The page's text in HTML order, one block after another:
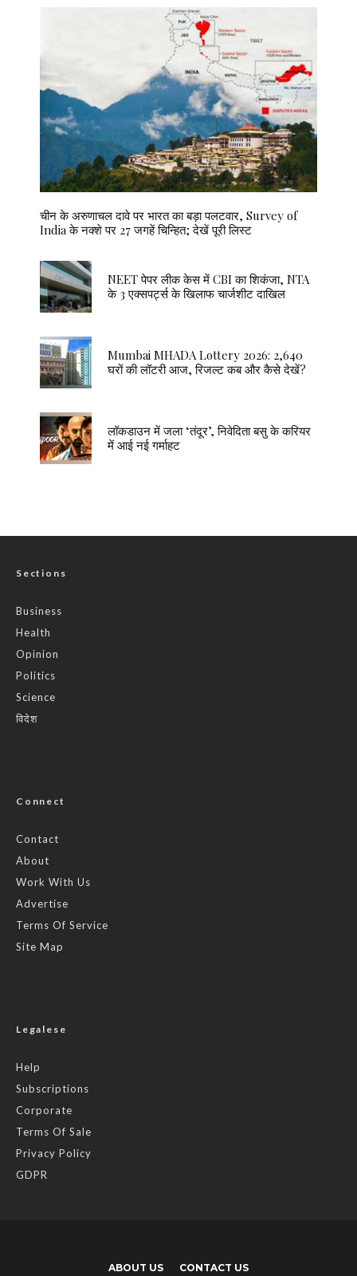
चीन के अरुणाचल दावे पर भारत का बड़ा पलटवार, Survey of
India के नक्शे पर 27 जगहें चिन्हित; देखें पूरी लिस्ट
NEET पेपर लीक केस में CBI का शिकंजा, NTA
के 3 एक्सपर्ट्स के खिलाफ चार्जशीट दाखिल
Mumbai MHADA Lottery 2026: 2,640
घरों की लॉटरी आज, रिजल्ट कब और कैसे देखें?
लॉकडाउन में जला ‘तंदूर’, निवेदिता बसु के करियर
में आई नई गर्माहट
Sections
Business
Health
Opinion
Politics
Science
विदेश
Connect
Contact
About
Work With Us
Advertise
Terms Of Service
Site Map
Legalese
Help
Subscriptions
Corporate
Terms Of Sale
Privacy Policy
GDPR
ABOUT US CONTACT US